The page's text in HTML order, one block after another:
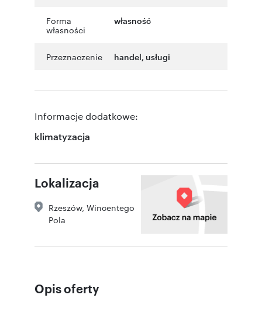
Forma
własności
własność
Przeznaczenie handel, usługi
Informacje dodatkowe:
klimatyzacja
Lokalizacja
Rzeszów, Wincentego
Pola
Opis oferty